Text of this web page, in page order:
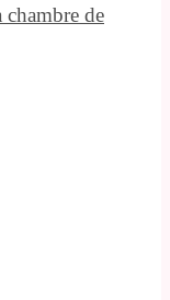
de